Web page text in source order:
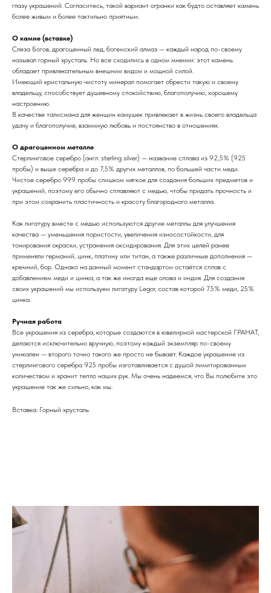
глазу украшений. Согласитесь, такой вариант огранки как будто оставляет камень
более живым и более тактильно приятным.
О камне (вставке)
Слеза Богов, драгоценный лед, богемский алмаз — каждый народ по-своему
называл горный хрусталь. Но все сходились в одном мнении: этот камень
обладает привлекательным внешним видом и мощной силой.
Имеющий кристальную чистоту минерал помогает обрести такую и своему
владельцу, способствует душевному спокойствию, благополучию, хорошему
настроению.
В качестве талисмана для женщин камушек привлекает в жизнь своего владельца
удачу и благополучие, взаимную любовь и постоянство в отношениях.
О драгоценном металле
Стерлинговое серебро (англ. sterling silver) — название сплава из 92,5% (925
пробы) и выше серебра и до 7,5% других металлов, по большей части меди.
Чистое серебро 999 пробы слишком мягкое для создания больших предметов и
украшений, поэтому его обычно сплавляют с медью, чтобы придать прочность и
при этом сохранить пластичность и красоту благородного металла.
Как лигатуру вместе с медью используются другие металлы для улучшения
качества — уменьшения пористости, увеличения износостойкости, для
тонирования окраски, устранения оксидирования. Для этих целей ранее
применяли германий, цинк, платину или титан, а также различные дополнения —
кремний, бор. Однако на данный момент стандартом остаётся сплав с
добавлением меди и цинка, а так же иногда еще олова и индия. Для создания
своих украшений мы используем лигатуру Legor, состав которой 75% меди, 25%
цинка.
Ручная работа
Все украшения из серебра, которые создаются в ювелирной мастерской ГРАНАТ,
делаются исключительно вручную, поэтому каждый экземпляр по-своему
уникален — второго точно такого же просто не бывает. Каждое украшение из
стерлингового серебра 925 пробы изготавливается с душой лимитированным
количеством и хранит тепло наших рук. Мы очень надеемся, что Вы полюбите это
украшение так же сильно, как мы.
Вставка: Горный хрусталь